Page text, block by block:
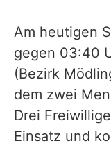
Am heutigen
gegen 03:40
(Bezirk
dem zwei
Drei
Einsatz und